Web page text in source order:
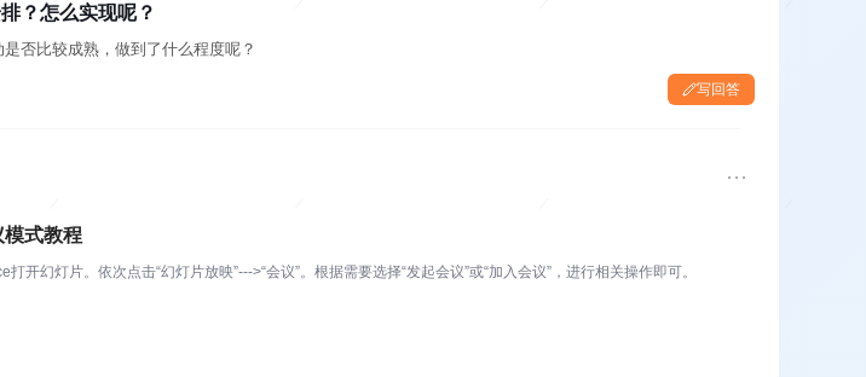
？怎么实现呢？
否比较成熟，做到了什么程度呢？
写回答
模式教程
打开幻灯片。依次点击“幻灯片放映”--->“会议”。根据需要选择“发起会议”或“加入会议”，进行相关操作即可。